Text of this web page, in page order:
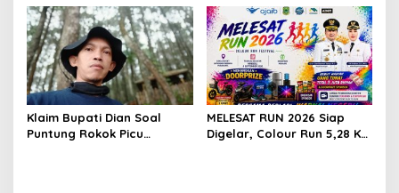
Doakan Partai Semakin
Berjaya
Tingkatkan Kesejahteraan
Keluarga
Klaim Bupati Dian Soal
Puntung Rokok Picu
MELESAT RUN 2026 Siap
Digelar, Colour Run 5,28 Km